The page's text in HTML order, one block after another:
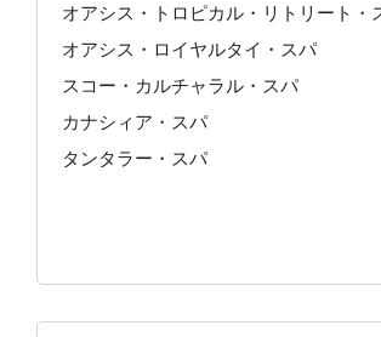
オアシス・トロピカル・リトリート・
オアシス・ロイヤルタイ・スパ
スコー・カルチャラル・スパ
カナシィア・スパ
タンタラー・スパ